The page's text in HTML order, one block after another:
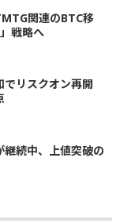
関連のBTC移
戦略へ
でリスクオン再開
継続中、上値突破の